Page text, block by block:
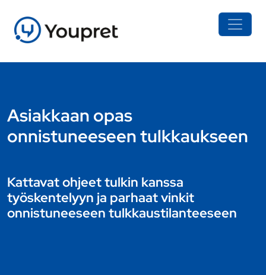
Asiakkaan opas
onnistuneeseen tulkkaukseen
Kattavat ohjeet tulkin kanssa
työskentelyyn ja parhaat vinkit
onnistuneeseen tulkkaustilanteeseen